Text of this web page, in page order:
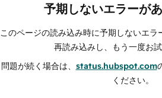
予期しないエラーがあ
このページの読み込み時に予期しないエ
再読み込みし、もう一度お試
問題が続く場合は、 status.hubspot.com
ください。